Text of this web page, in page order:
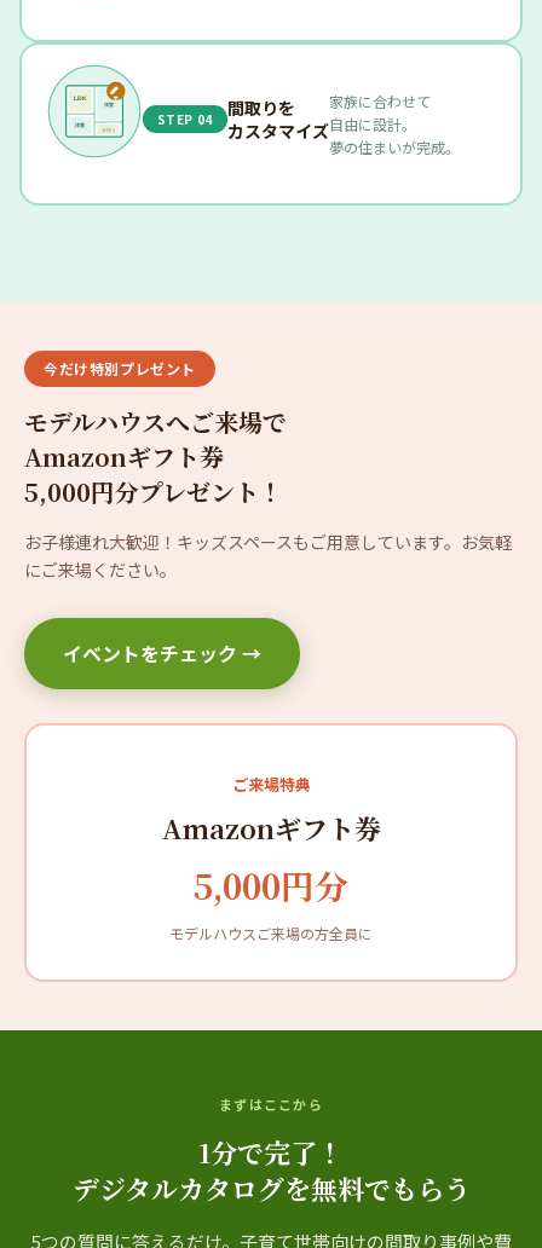
LDK
洋室
洋室
水回り
STEP 04
間取りを
カスタマイズ
家族に合わせて
自由に設計。
夢の住まいが完成。
今だけ特別プレゼント
モデルハウスへご来場で
Amazonギフト券
5,000円分プレゼント！
お子様連れ大歓迎！キッズスペースもご用意しています。お気軽
にご来場ください。
イベントをチェック →
ご来場特典
Amazonギフト券
5,000円分
モデルハウスご来場の方全員に
まずはここから
1分で完了！
デジタルカタログを無料でもらう
5つの質問に答えるだけ。子育て世帯向けの間取り事例や費